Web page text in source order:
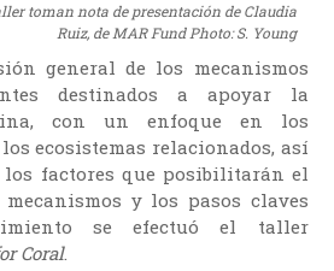
toman nota de presentación de Claudia
Ruiz, de MAR Fund Photo: S. Young
general de los mecanismos
destinados a apoyar la
con un enfoque en los
ecosistemas relacionados, así
los factores que posibilitarán el
y los pasos claves
se efectuó el taller
Coral.